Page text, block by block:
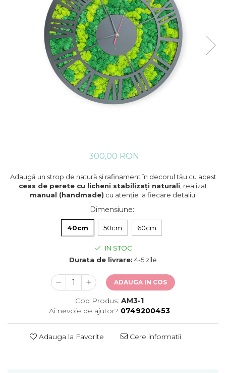
300,00 RON
Adaugă un strop de natură și rafinament în decorul tău cu acest
ceas de perete cu licheni stabilizați naturali , realizat
manual (handmade) cu atenție la fiecare detaliu.
Dimensiune:
40cm 50cm 60cm
IN STOC
Durata de livrare: 4-5 zile
ADAUGA IN COS
Cod Produs: AM3-1
Ai nevoie de ajutor? 0749200453
Adauga la Favorite Cere informatii